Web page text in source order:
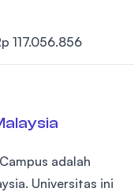
117.056.856
adalah
Universitas ini